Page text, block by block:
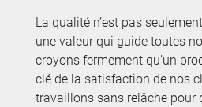
La qualité n’est pas
une valeur qui guide toutes
croyons fermement qu’un
clé de la satisfaction de nos
travaillons sans relâche pour